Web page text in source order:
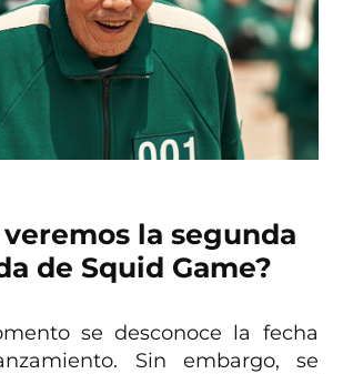
veremos la segunda
de Squid Game?
se desconoce la fecha
Sin embargo, se